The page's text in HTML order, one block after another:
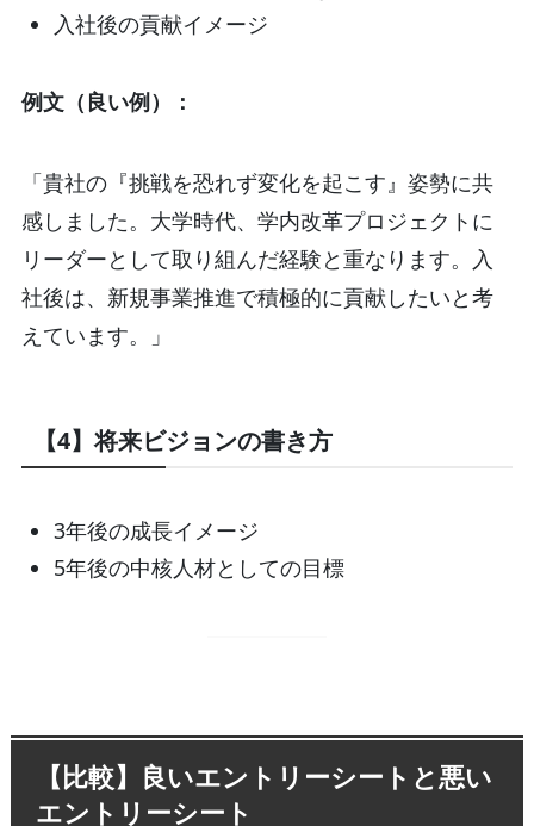
入社後の貢献イメージ
例文（良い例）：
「貴社の『挑戦を恐れず変化を起こす』姿勢に共
感しました。大学時代、学内改革プロジェクトに
リーダーとして取り組んだ経験と重なります。入
社後は、新規事業推進で積極的に貢献したいと考
えています。」
【4】将来ビジョンの書き方
3年後の成長イメージ
5年後の中核人材としての目標
【比較】良いエントリーシートと悪い
エントリーシート